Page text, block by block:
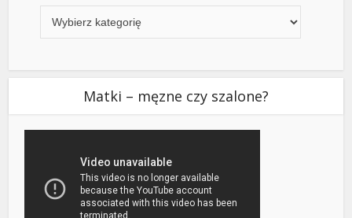
Matki – męzne czy szalone?